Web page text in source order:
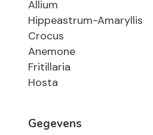
Allium
Hippeastrum-Amaryllis
Crocus
Anemone
Fritillaria
Hosta
Gegevens